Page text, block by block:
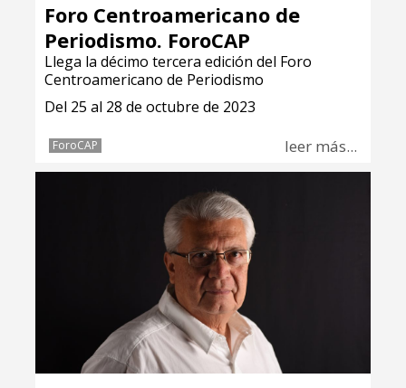
Foro Centroamericano de
Periodismo. ForoCAP
Llega la décimo tercera edición del Foro
Centroamericano de Periodismo
Del 25 al 28 de octubre de 2023
ForoCAP leer más...